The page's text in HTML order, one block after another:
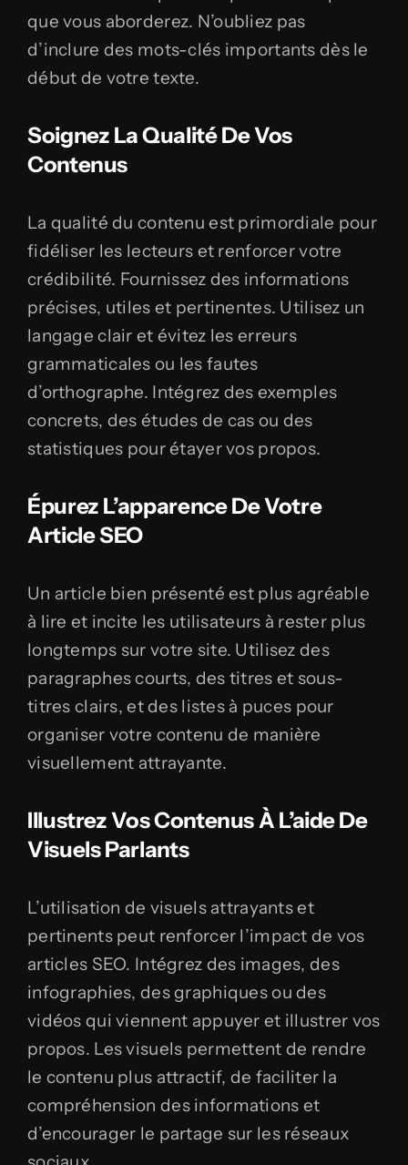
que vous aborderez. N’oubliez pas
d’inclure des mots-clés importants dès le
début de votre texte.
Soignez La Qualité De Vos
Contenus
La qualité du contenu est primordiale pour
fidéliser les lecteurs et renforcer votre
crédibilité. Fournissez des informations
précises, utiles et pertinentes. Utilisez un
langage clair et évitez les erreurs
grammaticales ou les fautes
d’orthographe. Intégrez des exemples
concrets, des études de cas ou des
statistiques pour étayer vos propos.
Épurez L’apparence De Votre
Article SEO
Un article bien présenté est plus agréable
à lire et incite les utilisateurs à rester plus
longtemps sur votre site. Utilisez des
paragraphes courts, des titres et sous-
titres clairs, et des listes à puces pour
organiser votre contenu de manière
visuellement attrayante.
Illustrez Vos Contenus À L’aide De
Visuels Parlants
L’utilisation de visuels attrayants et
pertinents peut renforcer l’impact de vos
articles SEO. Intégrez des images, des
infographies, des graphiques ou des
vidéos qui viennent appuyer et illustrer vos
propos. Les visuels permettent de rendre
le contenu plus attractif, de faciliter la
compréhension des informations et
d’encourager le partage sur les réseaux